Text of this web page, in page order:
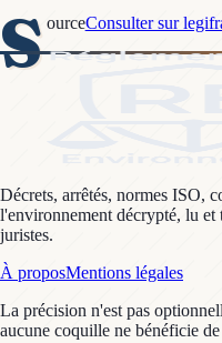
S ourceConsulter sur
Décrets, arrêtés, normes ISO,
l'environnement décrypté, lu et
juristes.
À proposMentions légales
La précision n'est pas
aucune coquille ne bénéficie